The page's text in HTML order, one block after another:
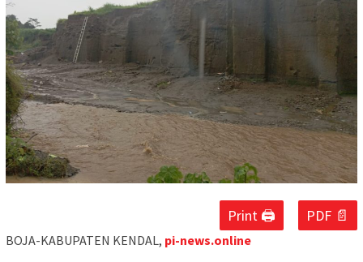
Print 🖨 PDF 📄
BOJA-KABUPATEN KENDAL, pi-news.online